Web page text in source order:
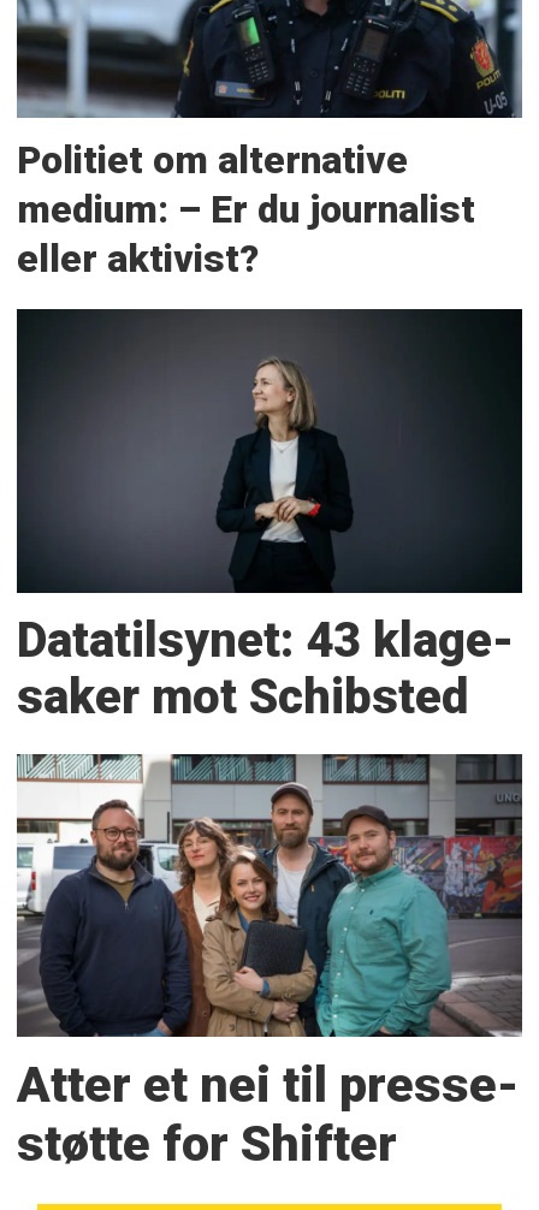
Politiet om alternative
medium: – Er du journalist
eller aktivist?
Datatilsynet: 43 klage­
saker mot Schibsted
Atter et nei til presse­
støtte for Shifter